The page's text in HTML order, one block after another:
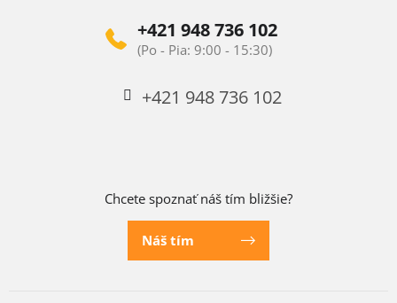
+421 948 736 102
+421 948 736 102
Chcete spoznať náš tím bližšie?
Náš tím